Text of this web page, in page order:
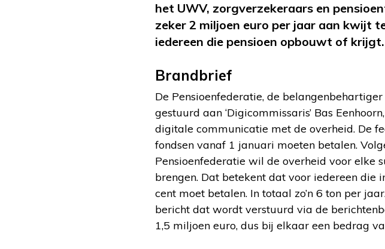
het UWV, zorgverzekeraars en
zeker 2 miljoen euro per jaar aan kwijt
iedereen die pensioen opbouwt of krijgt.
Brandbrief
De Pensioenfederatie, de
gestuurd aan ‘Digicommissaris’ Bas
digitale communicatie met de overheid. De
fondsen vanaf 1 januari moeten betalen.
Pensioenfederatie wil de overheid voor elke
brengen. Dat betekent dat voor iedereen die
cent moet betalen. In totaal zo’n 6 ton per
bericht dat wordt verstuurd via de
1,5 miljoen euro, dus bij elkaar een bedrag